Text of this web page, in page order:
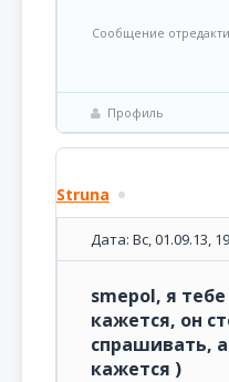
Сообщение
Профиль
Struna
Дата: Вс, 01.09.13,
smepol, я
кажется, он
спрашивать,
кажется )